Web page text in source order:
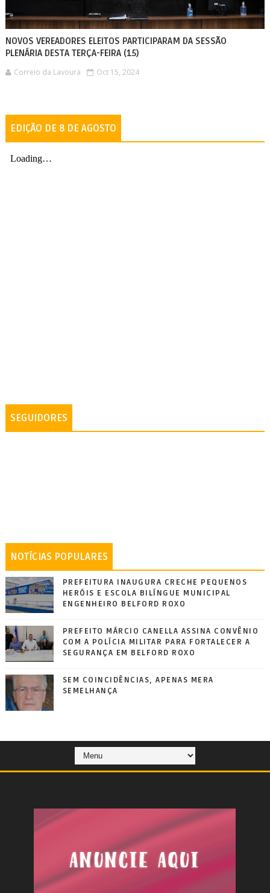
NOVOS VEREADORES ELEITOS PARTICIPARAM DA SESSÃO
PLENÁRIA DESTA TERÇA-FEIRA (15)
Correio da Lavoura Oct 15, 2024
EDIÇÃO DE 8 DE AGOSTO
SEGUIDORES
NOTÍCIAS POPULARES
PREFEITURA INAUGURA CRECHE PEQUENOS
HERÓIS E ESCOLA BILÍNGUE MUNICIPAL
ENGENHEIRO BELFORD ROXO
PREFEITO MÁRCIO CANELLA ASSINA CONVÊNIO
COM A POLÍCIA MILITAR PARA FORTALECER A
SEGURANÇA EM BELFORD ROXO
SEM COINCIDÊNCIAS, APENAS MERA
SEMELHANÇA